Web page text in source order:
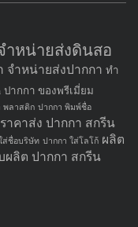
ำหน่ายส่งดินสอ
จำหน่ายส่งปากกา ทำ
ปากกา ของพรีเมี่ยม
พลาสติก ปากกา พิมพ์ชื่อ
าคาส่ง ปากกา สกรีน
ส่ชื่อบริษัท ปากกา ใส่โลโก้ ผลิต
ผลิต ปากกา สกรีน